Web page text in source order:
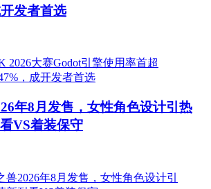
发者首选
年8月发售，女性角色设计引热
VS着装保守